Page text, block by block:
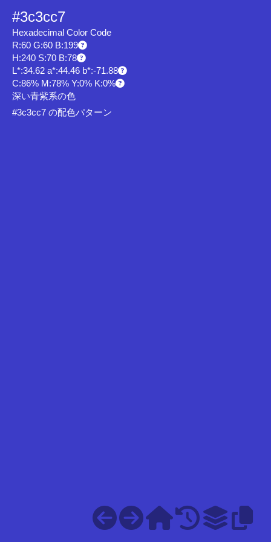
#3c3cc7
Hexadecimal Color Code
R:60 G:60 B:199
H:240 S:70 B:78
L*:34.62 a*:44.46 b*:-71.88
C:86% M:78% Y:0% K:0%
深い青紫系の色
#3c3cc7 の配色パターン